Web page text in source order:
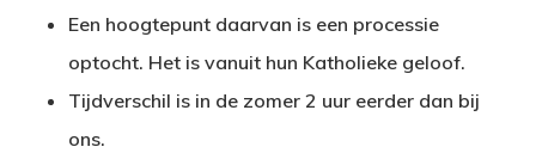
Een hoogtepunt daarvan is een processie
optocht. Het is vanuit hun Katholieke geloof.
Tijdverschil is in de zomer 2 uur eerder dan bij
ons.